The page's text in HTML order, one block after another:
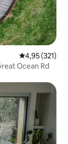
Prosječna
4,95 (321)
Ocean Rd
gosti”